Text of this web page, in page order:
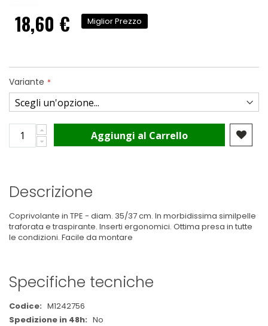
18,60 € Miglior Prezzo
Variante
Aggiungi al Carrello
Descrizione
Coprivolante in TPE - diam. 35/37 cm. In morbidissima similpelle
traforata e traspirante. Inserti ergonomici. Ottima presa in tutte
le condizioni. Facile da montare
Specifiche tecniche
Maggiori
Informazioni
M1242756
No